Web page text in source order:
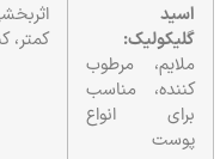
مرطوب
مناسب
انواع
اثربخشی
کمتر، کندتر